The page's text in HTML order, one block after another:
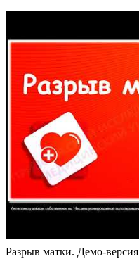
Разрыв матки. Демо-версия